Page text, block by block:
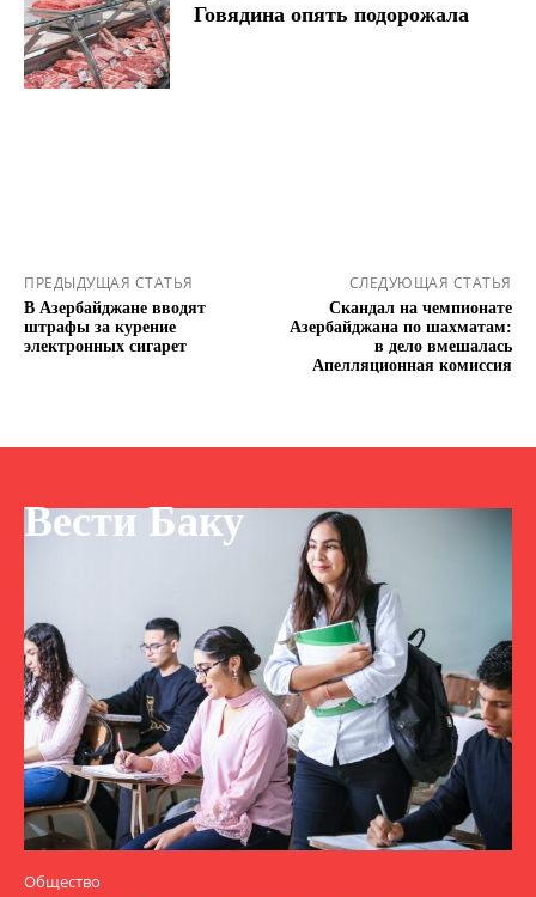
Говядина опять подорожала
ПРЕДЫДУЩАЯ СТАТЬЯ
В Азербайджане вводят
штрафы за курение
электронных сигарет
СЛЕДУЮЩАЯ СТАТЬЯ
Скандал на чемпионате
Азербайджана по шахматам:
в дело вмешалась
Апелляционная комиссия
Вести Баку
Общество